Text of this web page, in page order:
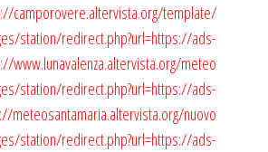
camporovere.altervista.org/template/
station/redirect.php?url=https://ads-
www.lunavalenza.altervista.org/meteo
station/redirect.php?url=https://ads-
meteosantamaria.altervista.org/nuovo
station/redirect.php?url=https://ads-